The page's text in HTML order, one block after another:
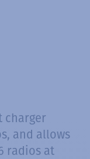
charger
and allows
radios at